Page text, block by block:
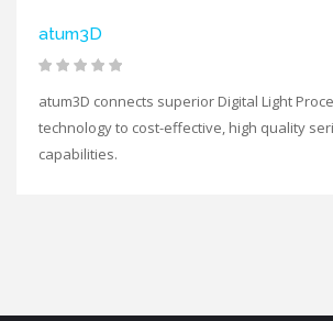
atum3D
atum3D connects superior Digital Light
technology to cost-effective, high quality
capabilities.